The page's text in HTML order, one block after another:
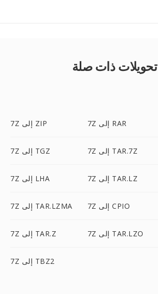
تحويلات ذات صلة
7Z إلى ZIP 7Z إلى RAR
7Z إلى TGZ 7Z إلى TAR.7Z
7Z إلى LHA 7Z إلى TAR.LZ
7Z إلى TAR.LZMA 7Z إلى CPIO
7Z إلى TAR.Z 7Z إلى TAR.LZO
7Z إلى TBZ2